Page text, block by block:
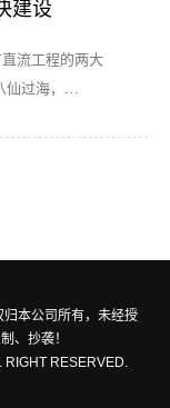
建设
流工程的两大
仙过海，…
本公司所有，未经授
、抄袭！
RESERVED.